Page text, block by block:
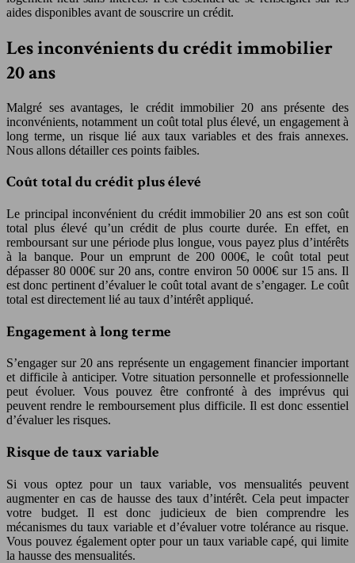
aides disponibles avant de souscrire un crédit.
Les inconvénients du crédit immobilier
20 ans
Malgré ses avantages, le crédit immobilier 20 ans présente des
inconvénients, notamment un coût total plus élevé, un engagement à
long terme, un risque lié aux taux variables et des frais annexes.
Nous allons détailler ces points faibles.
Coût total du crédit plus élevé
Le principal inconvénient du crédit immobilier 20 ans est son coût
total plus élevé qu’un crédit de plus courte durée. En effet, en
remboursant sur une période plus longue, vous payez plus d’intérêts
à la banque. Pour un emprunt de 200 000€, le coût total peut
dépasser 80 000€ sur 20 ans, contre environ 50 000€ sur 15 ans. Il
est donc pertinent d’évaluer le coût total avant de s’engager. Le coût
total est directement lié au taux d’intérêt appliqué.
Engagement à long terme
S’engager sur 20 ans représente un engagement financier important
et difficile à anticiper. Votre situation personnelle et professionnelle
peut évoluer. Vous pouvez être confronté à des imprévus qui
peuvent rendre le remboursement plus difficile. Il est donc essentiel
d’évaluer les risques.
Risque de taux variable
Si vous optez pour un taux variable, vos mensualités peuvent
augmenter en cas de hausse des taux d’intérêt. Cela peut impacter
votre budget. Il est donc judicieux de bien comprendre les
mécanismes du taux variable et d’évaluer votre tolérance au risque.
Vous pouvez également opter pour un taux variable capé, qui limite
la hausse des mensualités.